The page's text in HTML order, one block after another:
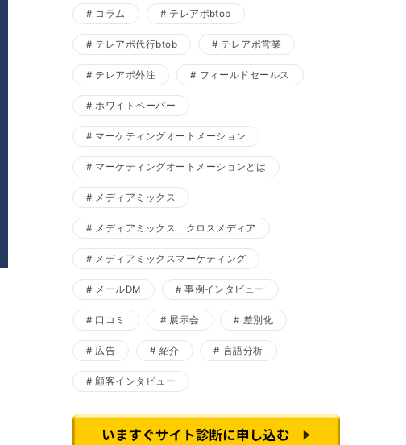
コラム テレアポbtob
テレアポ代行btob テレアポ営業
テレアポ外注 フィールドセールス
ホワイトペーパー
マーケティングオートメーション
マーケティングオートメーションとは
メディアミックス
メディアミックス クロスメディア
メディアミックスマーケティング
メールDM 事例インタビュー
口コミ 展示会 差別化
広告 紹介 言語分析
顧客インタビュー